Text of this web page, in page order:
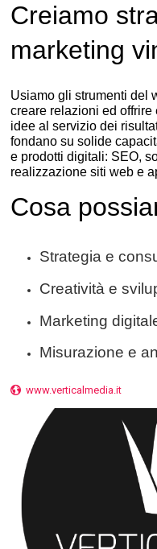
Creiamo
marketing
Usiamo gli strumenti del
creare relazioni ed
idee al servizio dei
fondano su solide capacit
e prodotti digitali: SEO,
realizzazione siti web e
Cosa
Strategia e
Creatività e
Marketing
Misurazione e
www.verticalmedia.it